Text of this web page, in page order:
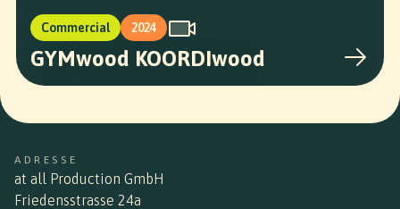
Commercial 2024
GYMwood KOORDIwood
ADRESSE
at all Production GmbH
Friedensstrasse 24a